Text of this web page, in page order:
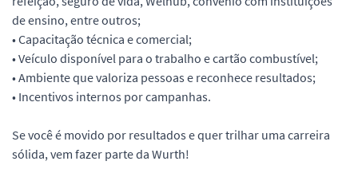
de ensino, entre outros;
• Capacitação técnica e comercial;
• Veículo disponível para o trabalho e cartão combustível;
• Ambiente que valoriza pessoas e reconhece resultados;
• Incentivos internos por campanhas.
Se você é movido por resultados e quer trilhar uma carreira
sólida, vem fazer parte da Wurth!